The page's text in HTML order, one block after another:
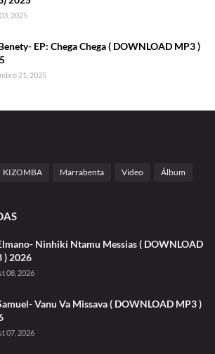
2025
EP: Chega Chega ( DOWNLOAD MP3 )
21, 2025
KIZOMBA Marrabenta Video Álbum
Ninhiki Ntamu Messias ( DOWNLOAD
) 2026
08, 2026
Vanu Va Missava ( DOWNLOAD MP3 )
07, 2026